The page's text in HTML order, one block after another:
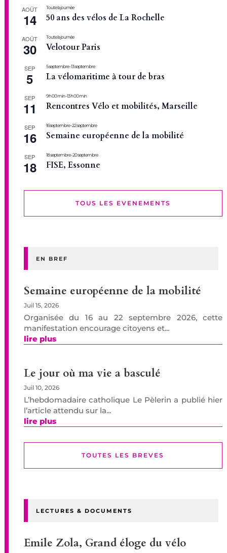
AOÛT
14
Toute la journée
50 ans des vélos de La Rochelle
AOÛT
30
Toute la journée
Velotour Paris
SEP
5
5 septembre-13 septembre
La vélomaritime à tour de bras
SEP
11
9 h 00 min-13 h 00 min
Rencontres Vélo et mobilités, Marseille
SEP
16
16 septembre-22 septembre
Semaine européenne de la mobilité
SEP
18
18 septembre-20 septembre
FISE, Essonne
TOUS LES EVENEMENTS
EN BREF
Semaine européenne de la mobilité
Juil 15, 2026
Organisée du 16 au 22 septembre 2026, cette
manifestation encourage citoyens et...
lire plus
Le jour où ma vie a basculé
Juil 10, 2026
L’hebdomadaire catholique Le Pèlerin a publié hier
l’article attendu sur la...
lire plus
TOUTES LES BREVES
LECTURES & DOCUMENTS
Emile Zola, Grand éloge du vélo